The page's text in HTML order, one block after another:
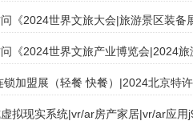
《2024世界文旅大会|旅游景区装
《2024世界文旅产业博览会|2024
锁加盟展（轻餐 快餐）|2024北京特
拟现实系统|vr/ar房产家居|vr/ar应用